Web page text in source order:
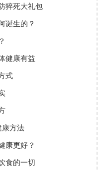
猝死大礼包
诞生的？
健康有益
式
康方法
康更好？
食的一切